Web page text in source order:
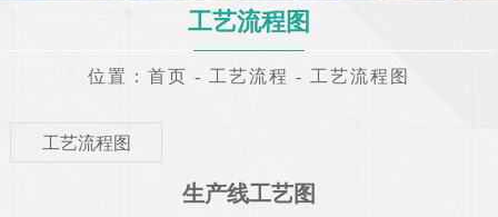
工艺流程图
位置： 首页 - 工艺流程 - 工艺流程图
工艺流程图
生产线工艺图